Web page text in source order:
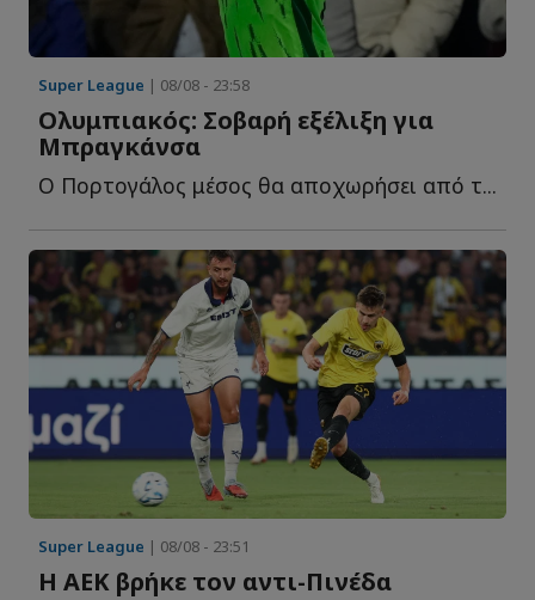
Super League | 08/08 - 23:58
Ολυμπιακός: Σοβαρή εξέλιξη για
Μπραγκάνσα
Ο Πορτογάλος μέσος θα αποχωρήσει από τ...
Super League | 08/08 - 23:51
Η ΑΕΚ βρήκε τον αντι-Πινέδα